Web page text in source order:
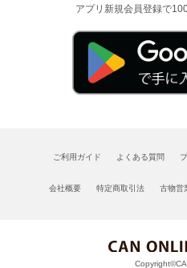
アプリ新規会員登録で
ご利用ガイド よくある質問
会社概要 特定商取引法 古物営